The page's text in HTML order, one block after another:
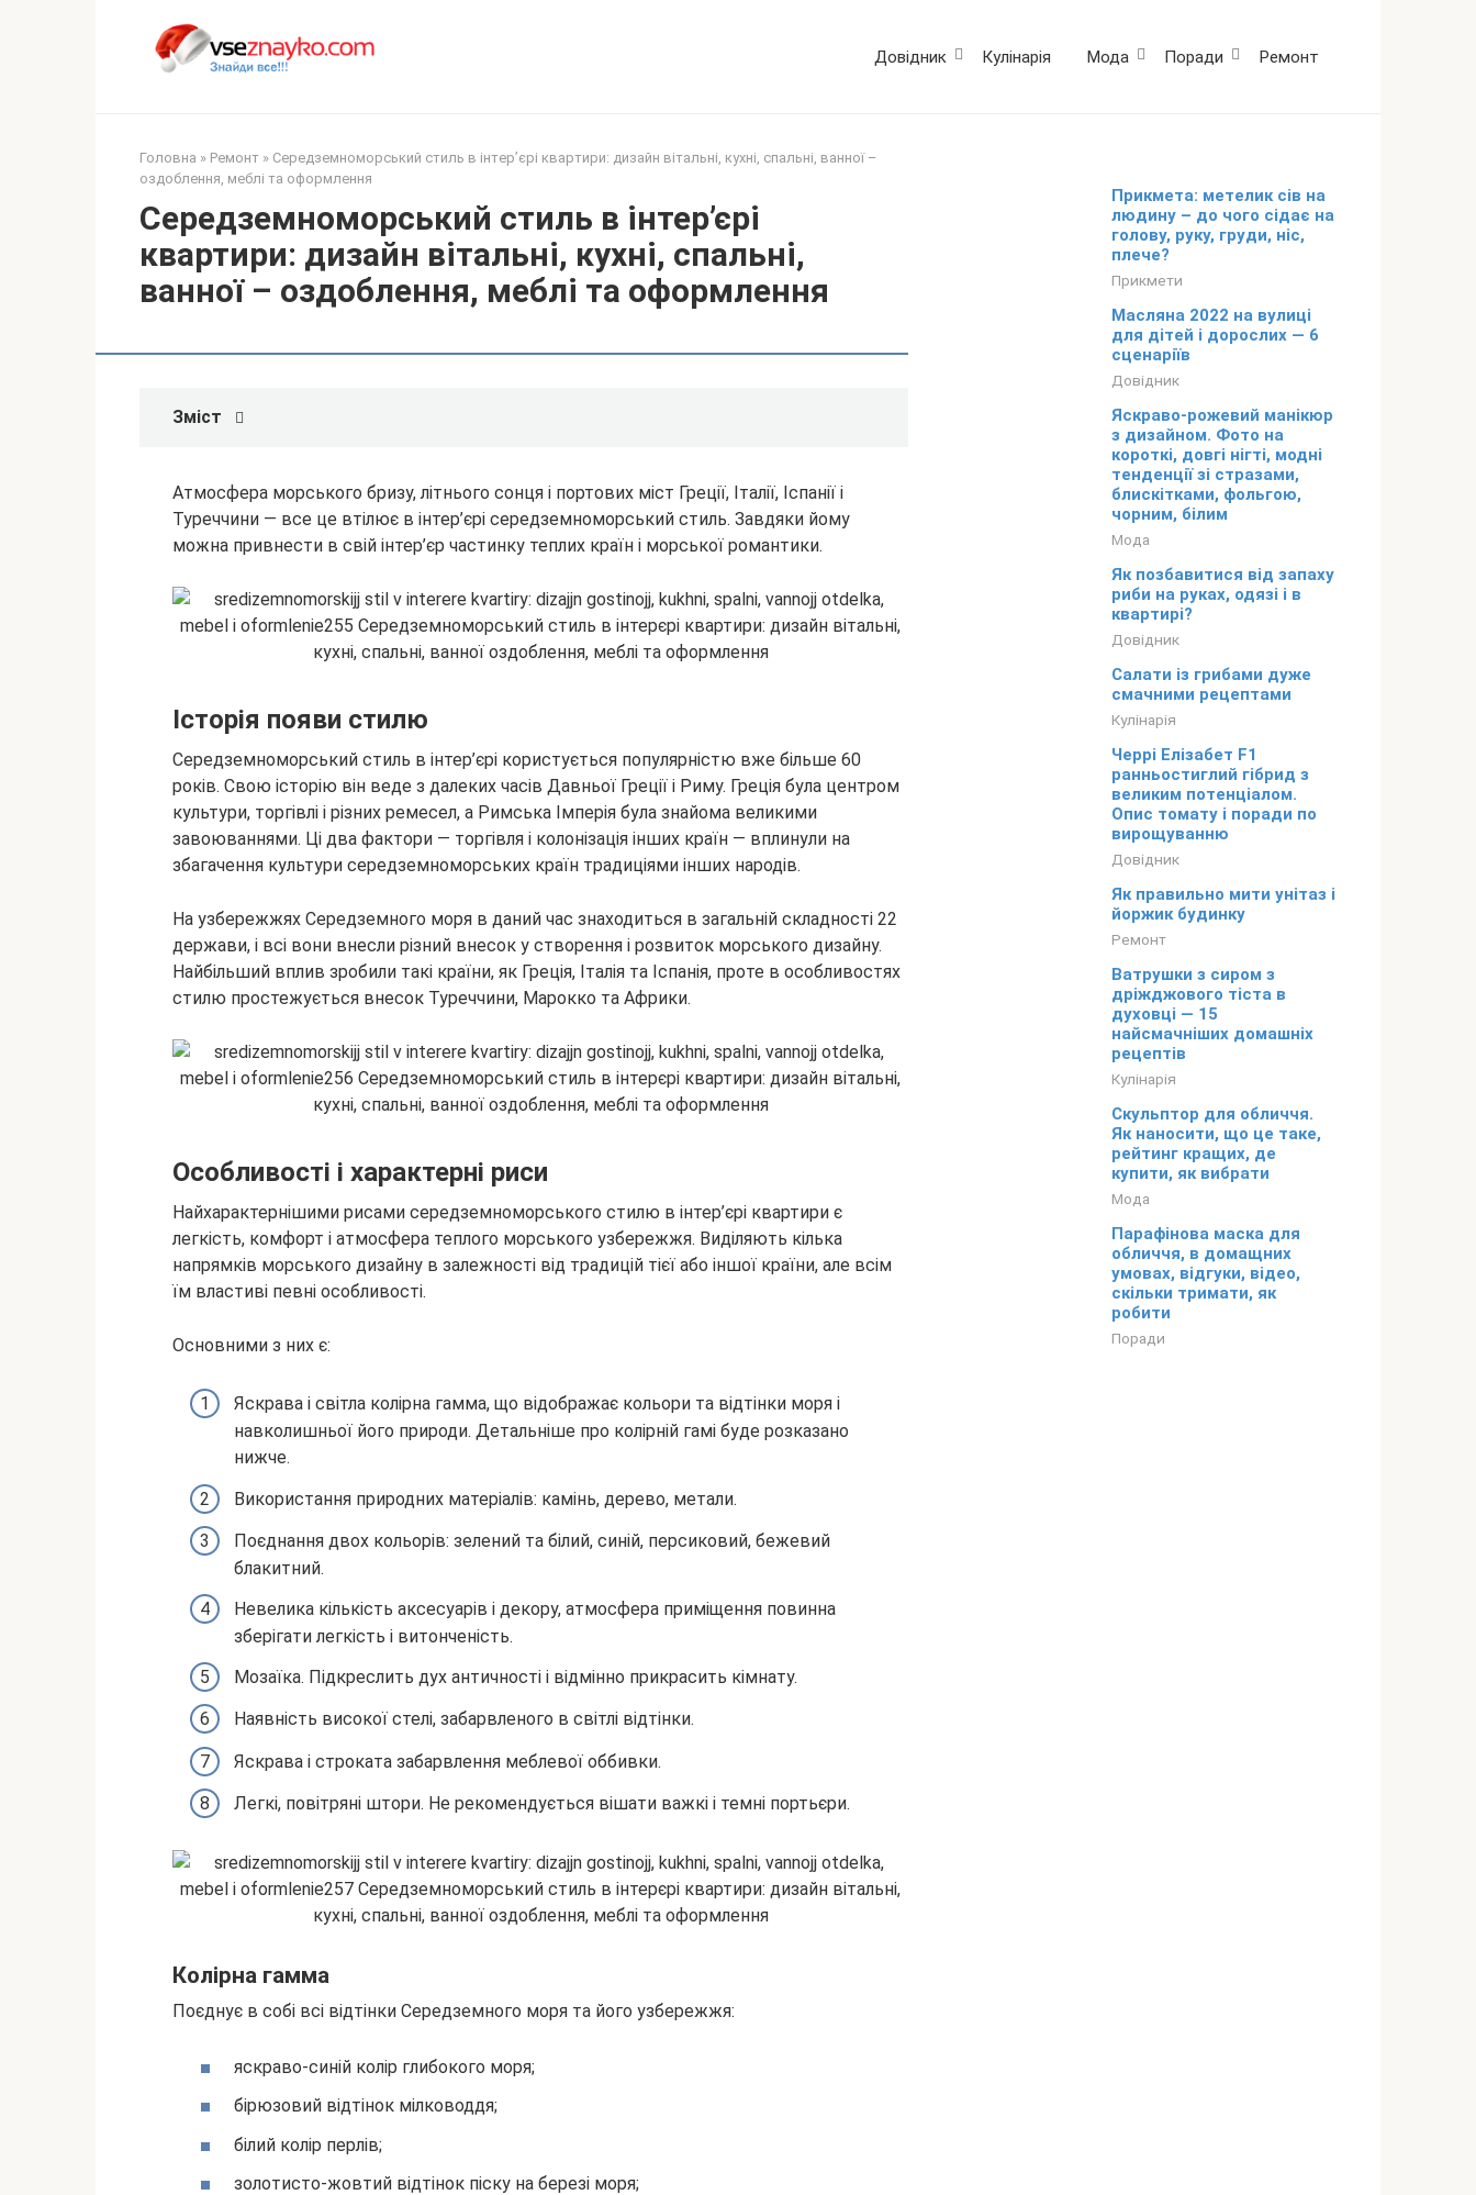
Довідник Кулінарія Мода Поради Ремонт
Головна » Ремонт » Середземноморський стиль в інтер’єрі квартири: дизайн вітальні, кухні, спальні, ванної –
оздоблення, меблі та оформлення
Середземноморський стиль в інтер’єрі
квартири: дизайн вітальні, кухні, спальні,
ванної – оздоблення, меблі та оформлення
Зміст
Атмосфера морського бризу, літнього сонця і портових міст Греції, Італії, Іспанії і
Туреччини — все це втілює в інтер’єрі середземноморський стиль. Завдяки йому
можна привнести в свій інтер’єр частинку теплих країн і морської романтики.
Історія появи стилю
Середземноморський стиль в інтер’єрі користується популярністю вже більше 60
років. Свою історію він веде з далеких часів Давньої Греції і Риму. Греція була центром
культури, торгівлі і різних ремесел, а Римська Імперія була знайома великими
завоюваннями. Ці два фактори — торгівля і колонізація інших країн — вплинули на
збагачення культури середземноморських країн традиціями інших народів.
На узбережжях Середземного моря в даний час знаходиться в загальній складності 22
держави, і всі вони внесли різний внесок у створення і розвиток морського дизайну.
Найбільший вплив зробили такі країни, як Греція, Італія та Іспанія, проте в особливостях
стилю простежується внесок Туреччини, Марокко та Африки.
Особливості і характерні риси
Найхарактернішими рисами середземноморського стилю в інтер’єрі квартири є
легкість, комфорт і атмосфера теплого морського узбережжя. Виділяють кілька
напрямків морського дизайну в залежності від традицій тієї або іншої країни, але всім
їм властиві певні особливості.
Основними з них є:
Яскрава і світла колірна гамма, що відображає кольори та відтінки моря і
навколишньої його природи. Детальніше про колірній гамі буде розказано
нижче.
Використання природних матеріалів: камінь, дерево, метали.
Поєднання двох кольорів: зелений та білий, синій, персиковий, бежевий
блакитний.
Невелика кількість аксесуарів і декору, атмосфера приміщення повинна
зберігати легкість і витонченість.
Мозаїка. Підкреслить дух античності і відмінно прикрасить кімнату.
Наявність високої стелі, забарвленого в світлі відтінки.
Яскрава і строката забарвлення меблевої оббивки.
Легкі, повітряні штори. Не рекомендується вішати важкі і темні портьєри.
Колірна гамма
Поєднує в собі всі відтінки Середземного моря та його узбережжя:
яскраво-синій колір глибокого моря;
бірюзовий відтінок мілководдя;
білий колір перлів;
золотисто-жовтий відтінок піску на березі моря;
Прикмета: метелик сів на
людину – до чого сідає на
голову, руку, груди, ніс,
плече?
Прикмети
Масляна 2022 на вулиці
для дітей і дорослих — 6
сценаріїв
Довідник
Яскраво-рожевий манікюр
з дизайном. Фото на
короткі, довгі нігті, модні
тенденції зі стразами,
блискітками, фольгою,
чорним, білим
Мода
Як позбавитися від запаху
риби на руках, одязі і в
квартирі?
Довідник
Салати із грибами дуже
смачними рецептами
Кулінарія
Черрі Елізабет F1
ранньостиглий гібрид з
великим потенціалом.
Опис томату і поради по
вирощуванню
Довідник
Як правильно мити унітаз і
йоржик будинку
Ремонт
Ватрушки з сиром з
дріжджового тіста в
духовці — 15
найсмачніших домашніх
рецептів
Кулінарія
Скульптор для обличчя.
Як наносити, що це таке,
рейтинг кращих, де
купити, як вибрати
Мода
Парафінова маска для
обличчя, в домащних
умовах, відгуки, відео,
скільки тримати, як
робити
Поради